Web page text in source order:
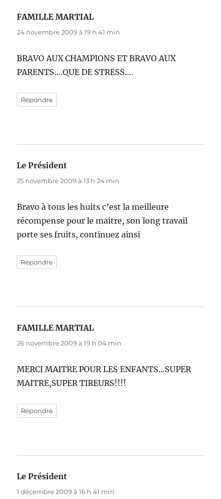
FAMILLE MARTIAL
24 novembre 2009 à 19 h 41 min
BRAVO AUX CHAMPIONS ET BRAVO AUX
PARENTS….QUE DE STRESS….
Répondre
Le Président
25 novembre 2009 à 13 h 24 min
Bravo à tous les huits c’est la meilleure
récompense pour le maitre, son long travail
porte ses fruits, continuez ainsi
Répondre
FAMILLE MARTIAL
26 novembre 2009 à 19 h 04 min
MERCI MAITRE POUR LES ENFANTS…SUPER
MAITRE,SUPER TIREURS!!!!
Répondre
Le Président
1 décembre 2009 à 16 h 41 min